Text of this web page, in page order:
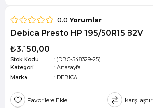
0.0 Yorumlar
Debica Presto HP 195/50R15 82V
₺3.150,00
Stok Kodu
(DBC-548329-25)
Kategori
: Anasayfa
Marka
: DEBICA
Favorilere Ekle
Karşılaştır